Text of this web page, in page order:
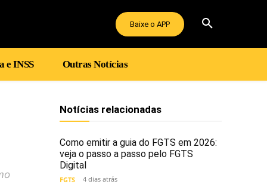
Baixe o APP
e INSS Outras Notícias
Notícias relacionadas
Como emitir a guia do FGTS em 2026:
veja o passo a passo pelo FGTS
Digital
FGTS 4 dias atrás